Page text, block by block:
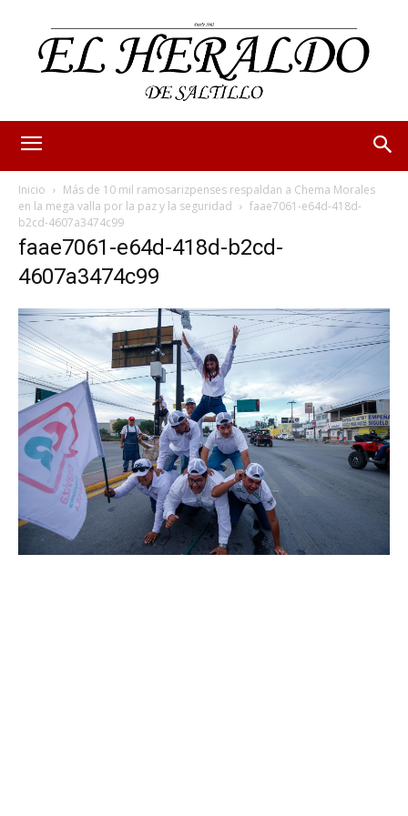
Inicio
Más de 10 mil ramosarizpenses respaldan a Chema Morales
en la mega valla por la paz y la seguridad
faae7061-e64d-418d-
b2cd-4607a3474c99
faae7061-e64d-418d-b2cd-
4607a3474c99